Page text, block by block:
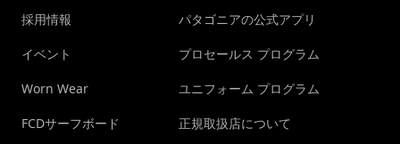
採用情報
イベント
Worn Wear
FCDサーフボード
パタゴニアの公式アプリ
プロセールス プログラム
ユニフォーム プログラム
正規取扱店について